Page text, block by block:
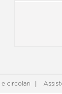
e circolari